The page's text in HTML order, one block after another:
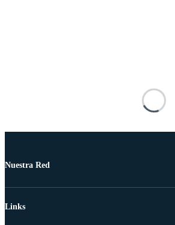
Nuestra Red
Links